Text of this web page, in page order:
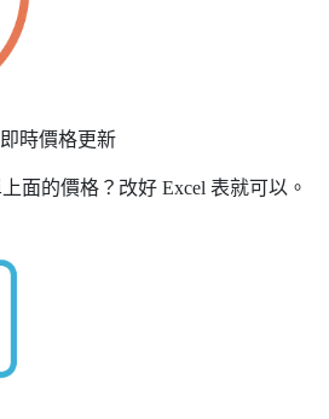
即時價格更新
面的價格？改好 Excel 表就可以。